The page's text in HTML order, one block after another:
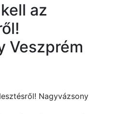
az
Veszprém
Nagyvázsony